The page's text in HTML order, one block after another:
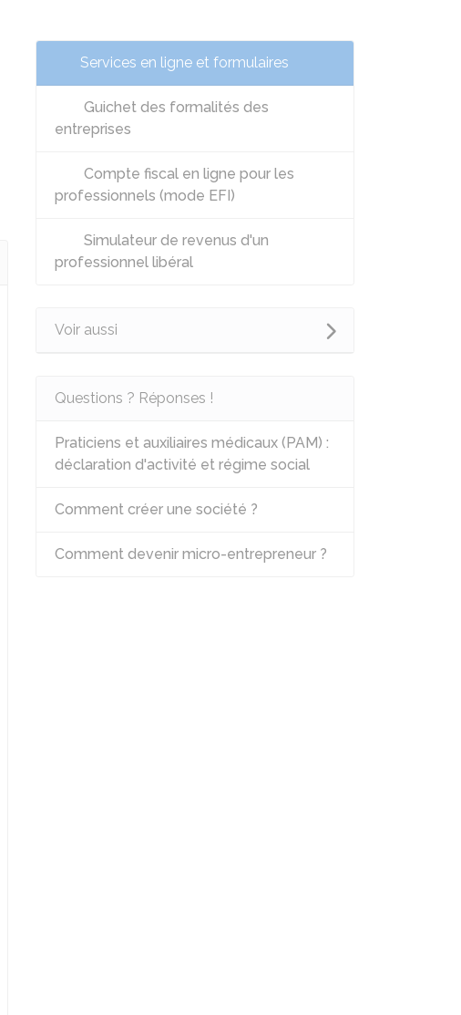
Services en ligne et formulaires
Guichet des formalités des
entreprises
Compte fiscal en ligne pour les
professionnels (mode EFI)
Simulateur de revenus d'un
professionnel libéral
Voir aussi
Questions ? Réponses !
Praticiens et auxiliaires médicaux (PAM) :
déclaration d'activité et régime social
Comment créer une société ?
Comment devenir micro-entrepreneur ?